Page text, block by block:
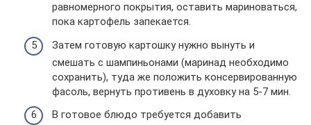
равномерного покрытия, оставить мариноваться,
пока картофель запекается.
Затем готовую картошку нужно вынуть и
смешать с шампиньонами (маринад необходимо
сохранить), туда же положить консервированную
фасоль, вернуть противень в духовку на 5-7 мин.
В готовое блюдо требуется добавить